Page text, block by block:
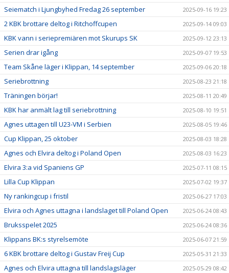
Seiematch i Ljungbyhed Fredag 26 september 2025-09-16 19:23
2 KBK brottare deltog i Ritchoffcupen 2025-09-14 09:03
KBK vann i seriepremiären mot Skurups SK 2025-09-12 23:13
Serien drar igång 2025-09-07 19:53
Team Skåne läger i Klippan, 14 september 2025-09-06 20:18
Seriebrottning 2025-08-23 21:18
Träningen börjar! 2025-08-11 20:49
KBK har anmält lag till seriebrottning 2025-08-10 19:51
Agnes uttagen till U23-VM i Serbien 2025-08-05 19:46
Cup Klippan, 25 oktober 2025-08-03 18:28
Agnes och Elvira deltog i Poland Open 2025-08-03 16:23
Elvira 3:a vid Spaniens GP 2025-07-11 08:15
Lilla Cup Klippan 2025-07-02 19:37
Ny rankingcup i fristil 2025-06-27 17:03
Elvira och Agnes uttagna i landslaget till Poland Open 2025-06-24 08:43
Bruksspelet 2025 2025-06-24 08:36
Klippans BK:s styrelsemöte 2025-06-07 21:59
6 KBK brottare deltog i Gustav Freij Cup 2025-05-31 21:33
Agnes och Elvira uttagna till landslagsläger 2025-05-29 08:42